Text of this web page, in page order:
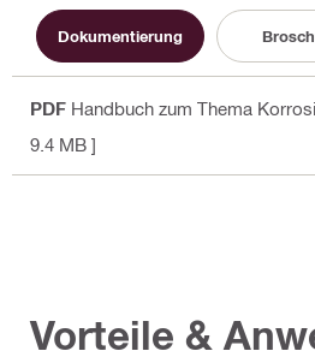
Dokumentierung
PDF Handbuch zum Thema
9.4 MB ]
Vorteile &